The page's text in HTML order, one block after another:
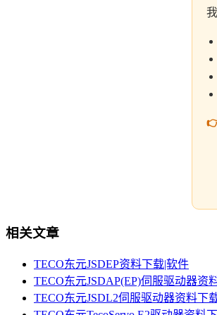
相关文章
TECO东元JSDEP资料下载|软件
TECO东元JSDAP(EP)伺服驱动器资
TECO东元JSDL2伺服驱动器资料下